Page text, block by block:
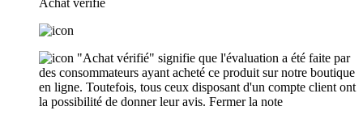
"Achat vérifié" signifie que l'évaluation a été faite par
des consommateurs ayant acheté ce produit sur notre boutique
en ligne. Toutefois, tous ceux disposant d'un compte client ont
la possibilité de donner leur avis. Fermer la note